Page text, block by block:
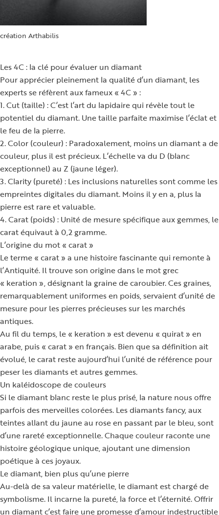
création Arthabilis
Les 4C : la clé pour évaluer un diamant
Pour apprécier pleinement la qualité d’un diamant, les
experts se réfèrent aux fameux « 4C » :
1. Cut (taille) : C’est l’art du lapidaire qui révèle tout le
potentiel du diamant. Une taille parfaite maximise l’éclat et
le feu de la pierre.
2. Color (couleur) : Paradoxalement, moins un diamant a de
couleur, plus il est précieux. L’échelle va du D (blanc
exceptionnel) au Z (jaune léger).
3. Clarity (pureté) : Les inclusions naturelles sont comme les
empreintes digitales du diamant. Moins il y en a, plus la
pierre est rare et valuable.
4. Carat (poids) : Unité de mesure spécifique aux gemmes, le
carat équivaut à 0,2 gramme.
L’origine du mot « carat »
Le terme « carat » a une histoire fascinante qui remonte à
l’Antiquité. Il trouve son origine dans le mot grec
« keration », désignant la graine de caroubier. Ces graines,
remarquablement uniformes en poids, servaient d’unité de
mesure pour les pierres précieuses sur les marchés
antiques.
Au fil du temps, le « keration » est devenu « quirat » en
arabe, puis « carat » en français. Bien que sa définition ait
évolué, le carat reste aujourd’hui l’unité de référence pour
peser les diamants et autres gemmes.
Un kaléidoscope de couleurs
Si le diamant blanc reste le plus prisé, la nature nous offre
parfois des merveilles colorées. Les diamants fancy, aux
teintes allant du jaune au rose en passant par le bleu, sont
d’une rareté exceptionnelle. Chaque couleur raconte une
histoire géologique unique, ajoutant une dimension
poétique à ces joyaux.
Le diamant, bien plus qu’une pierre
Au-delà de sa valeur matérielle, le diamant est chargé de
symbolisme. Il incarne la pureté, la force et l’éternité. Offrir
un diamant c’est faire une promesse d’amour indestructible